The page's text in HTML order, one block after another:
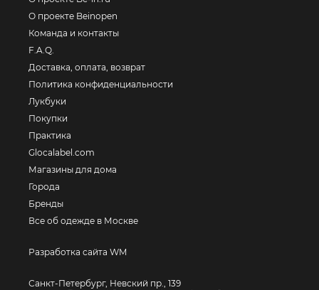
О проекте Beinopen
Команда и контакты
F.A.Q.
Доставка, оплата, возврат
Политика конфиденциальности
Лукбуки
Покупки
Практика
Glocalabel.com
Магазины для дома
Города
Бренды
Все об одежде в Москве
Разработка сайта WM
Санкт-Петербург, Невский пр., 139